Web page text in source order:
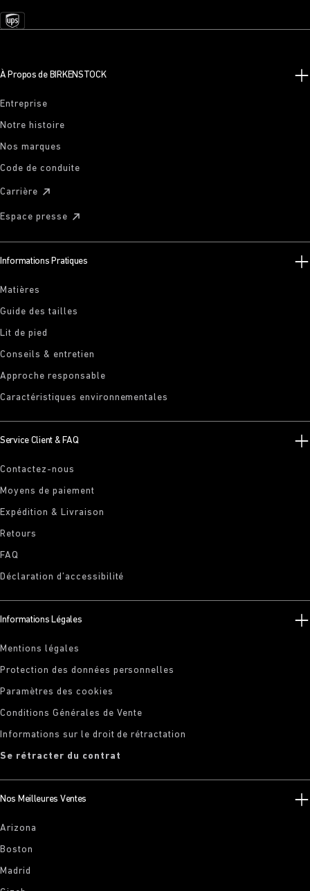
À Propos de BIRKENSTOCK
Entreprise
Notre histoire
Nos marques
Code de conduite
Carrière
Espace presse
Informations Pratiques
Matières
Guide des tailles
Lit de pied
Conseils & entretien
Approche responsable
Caractéristiques environnementales
Service Client & FAQ
Contactez-nous
Moyens de paiement
Expédition & Livraison
Retours
FAQ
Déclaration d’accessibilité
Informations Légales
Mentions légales
Protection des données personnelles
Paramètres des cookies
Conditions Générales de Vente
Informations sur le droit de rétractation
Se rétracter du contrat
Nos Meilleures Ventes
Arizona
Boston
Madrid